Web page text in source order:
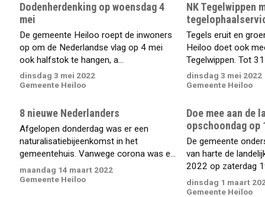
Dodenherdenking op woensdag 4
mei
De gemeente Heiloo roept de inwoners
op om de Nederlandse vlag op 4 mei
ook halfstok te hangen, a...
dinsdag 3 mei 2022
Gemeente Heiloo
NK Tegelwippen
Tegels eruit en
Heiloo doet ook
Tegelwippen. Tot
dinsdag 3 mei 2022
Gemeente Heiloo
8 nieuwe Nederlanders
Afgelopen donderdag was er een
naturalisatiebijeenkomst in het
gemeentehuis. Vanwege corona was e...
maandag 14 maart 2022
Gemeente Heiloo
Doe mee aan de
opschoondag op
De gemeente
van harte de
2022 op zaterdag
dinsdag 1 maart
Gemeente Heiloo